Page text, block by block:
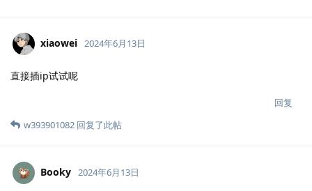
xiaowei 2024年6月13日
直接插ip试试呢
回复
w393901082 回复了此帖
Booky 2024年6月13日